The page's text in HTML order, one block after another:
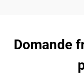
Domande